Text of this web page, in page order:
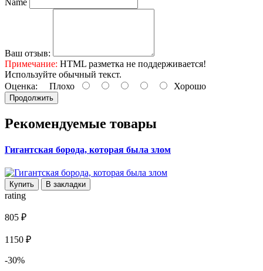
Name
Ваш отзыв:
Примечание: HTML разметка не поддерживается!
Используйте обычный текст.
Оценка: Плохо Хорошо
Продолжить
Рекомендуемые товары
Гигантская борода, которая была злом
Купить В закладки
rating
805 ₽
1150 ₽
-30%